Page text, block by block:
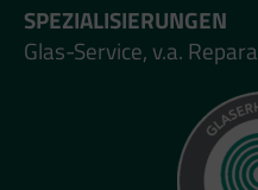
SPEZIALISIERUNGEN
Glas-Service, v.a.